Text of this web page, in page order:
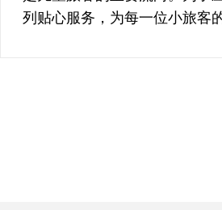
列贴心服务，为每一位小旅客